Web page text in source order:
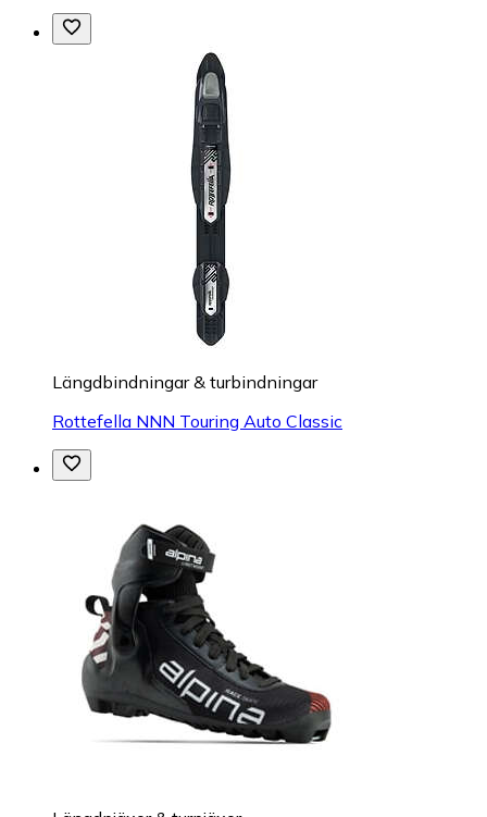
Längdbindningar & turbindningar
Rottefella NNN Touring Auto Classic